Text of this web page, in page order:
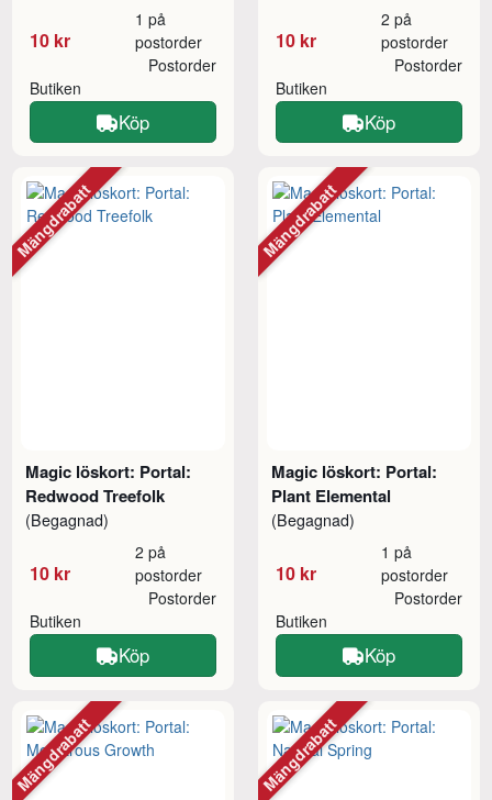
10 kr
1 på
postorder
Butiken
Postorder
Köp
10 kr
2 på
postorder
Butiken
Postorder
Köp
Magic löskort: Portal:
Redwood Treefolk
(Begagnad)
10 kr
2 på
postorder
Butiken
Postorder
Köp
Mängdrabatt
Magic löskort: Portal:
Plant Elemental
(Begagnad)
10 kr
1 på
postorder
Butiken
Postorder
Köp
Mängdrabatt
Mängdrabatt Mängdrabatt